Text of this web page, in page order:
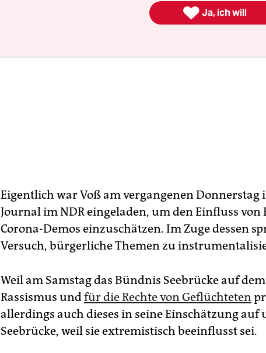
Eigentlich war Voß am vergangenen Donnerstag
Journal im NDR eingeladen, um den Einfluss von
Corona-Demos einzuschätzen. Im Zuge dessen
Versuch, bürgerliche Themen zu
Weil am Samstag das Bündnis Seebrücke auf
Rassismus undfür die Rechte von Geflüchteten
allerdings auch dieses in seine Einschätzung auf
Seebrücke, weil sie extremistisch beeinflusst sei.
 Ja, ich will